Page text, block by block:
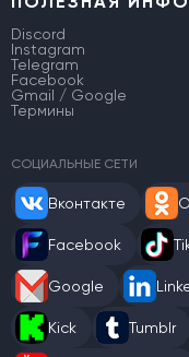
Discord
Instagram
Telegram
Facebook
Gmail / Google
Термины
СОЦИАЛЬНЫЕ СЕТИ
Вконтакте
Facebook
Google
Kick Tumblr